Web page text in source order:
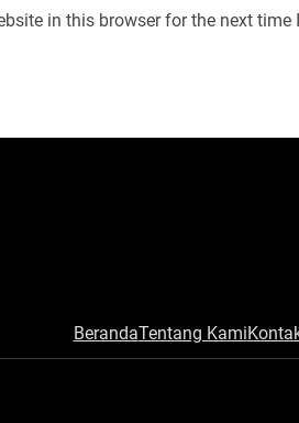
in this browser for the next time
BerandaTentang Kami